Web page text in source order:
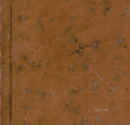
d'un électro-végétometre .
M. l'Abbé Bertholon, de S. Lazare,
des états généraux de la
Pierre Nicolas (abbé ; 1742-